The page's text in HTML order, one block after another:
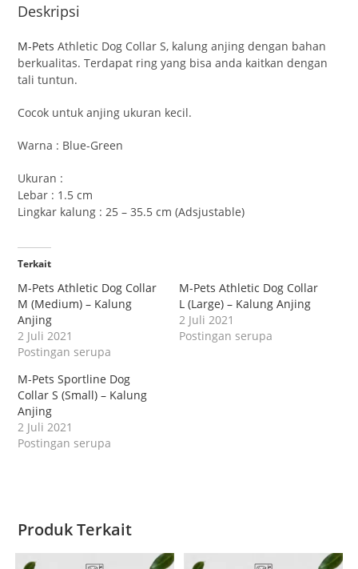
Deskripsi
M-Pets Athletic Dog Collar S, kalung anjing dengan bahan
berkualitas. Terdapat ring yang bisa anda kaitkan dengan
tali tuntun.
Cocok untuk anjing ukuran kecil.
Warna : Blue-Green
Ukuran :
Lebar : 1.5 cm
Lingkar kalung : 25 – 35.5 cm (Adsjustable)
Terkait
M-Pets Athletic Dog Collar
M (Medium) – Kalung
Anjing
2 Juli 2021
Postingan serupa
M-Pets Athletic Dog Collar
L (Large) – Kalung Anjing
2 Juli 2021
Postingan serupa
M-Pets Sportline Dog
Collar S (Small) – Kalung
Anjing
2 Juli 2021
Postingan serupa
Produk Terkait